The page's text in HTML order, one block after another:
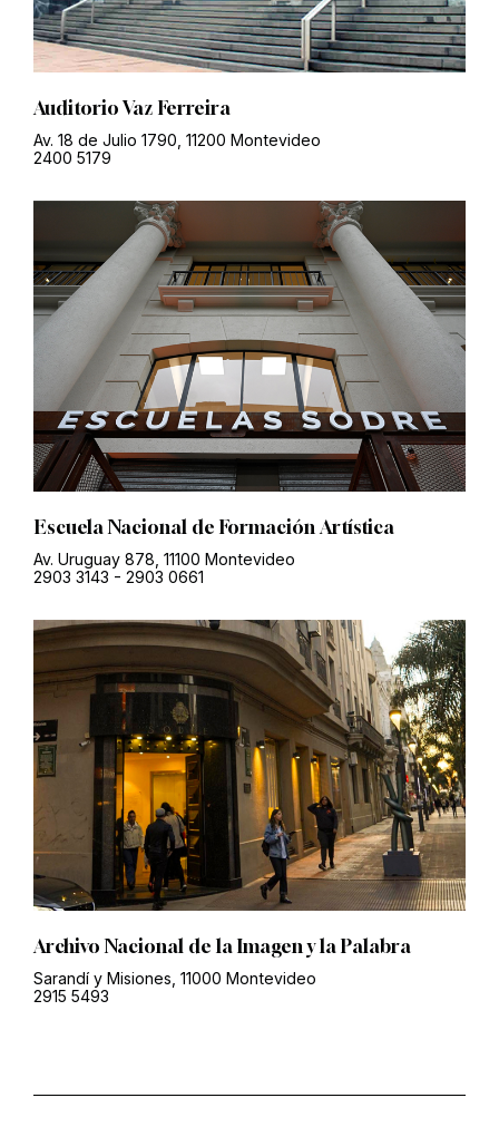
Auditorio Vaz Ferreira
Av. 18 de Julio 1790, 11200 Montevideo
2400 5179
Escuela Nacional de Formación Artística
Av. Uruguay 878, 11100 Montevideo
2903 3143 - 2903 0661
Archivo Nacional de la Imagen y la Palabra
Sarandí y Misiones, 11000 Montevideo
2915 5493